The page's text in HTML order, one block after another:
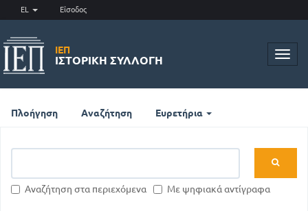
EL Είσοδος
ΙΕΠ
ΙΣΤΟΡΙΚΉ ΣΥΛΛΟΓΉ
Πλοήγηση Αναζήτηση Ευρετήρια
Αναζήτηση στα περιεχόμενα Με ψηφιακά αντίγραφα